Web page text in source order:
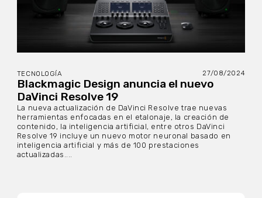
TECNOLOGÍA 27/08/2024
Blackmagic Design anuncia el nuevo
DaVinci Resolve 19
La nueva actualización de DaVinci Resolve trae nuevas
herramientas enfocadas en el etalonaje, la creación de
contenido, la inteligencia artificial, entre otros DaVinci
Resolve 19 incluye un nuevo motor neuronal basado en
inteligencia artificial y más de 100 prestaciones
actualizadas....